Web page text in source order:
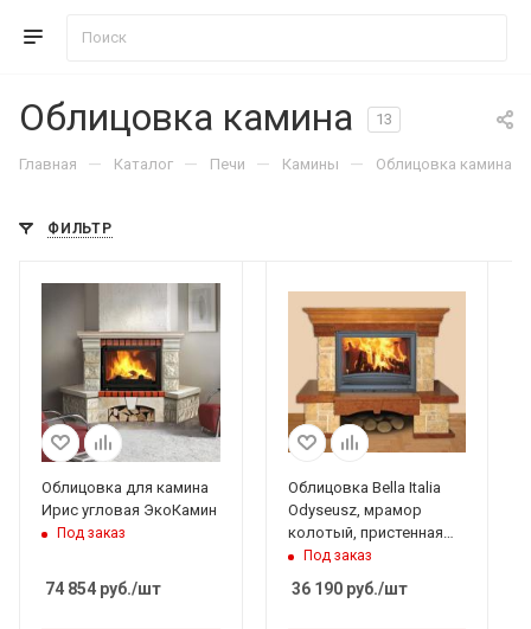
Облицовка камина 13
Главная — Каталог — Печи — Камины — Облицовка камина
ФИЛЬТР
Облицовка для камина
Ирис угловая ЭкоКамин
Под заказ
74 854 руб./шт
Облицовка Bella Italia
Odyseusz, мрамор
колотый, пристенная
для топки 6876-44
Под заказ
36 190руб./шт